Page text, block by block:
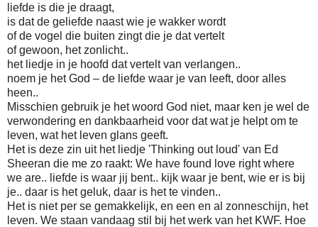
liefde is die je draagt,
is dat de geliefde naast wie je wakker wordt
of de vogel die buiten zingt die je dat vertelt
of gewoon, het zonlicht..
het liedje in je hoofd dat vertelt van verlangen..
noem je het God – de liefde waar je van leeft, door alles
heen..
Misschien gebruik je het woord God niet, maar ken je wel de
verwondering en dankbaarheid voor dat wat je helpt om te
leven, wat het leven glans geeft.
Het is deze zin uit het liedje 'Thinking out loud' van Ed
Sheeran die me zo raakt: We have found love right where
we are.. liefde is waar jij bent.. kijk waar je bent, wie er is bij
je.. daar is het geluk, daar is het te vinden..
Het is niet per se gemakkelijk, en een en al zonneschijn, het
leven. We staan vandaag stil bij het werk van het KWF. Hoe